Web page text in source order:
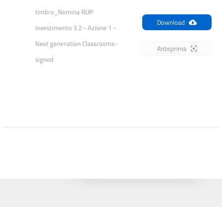
timbro_Nomina RUP
Investimento 3.2 - Azione 1 -
Next generation Classrooms-
signed
Download
Anteprima